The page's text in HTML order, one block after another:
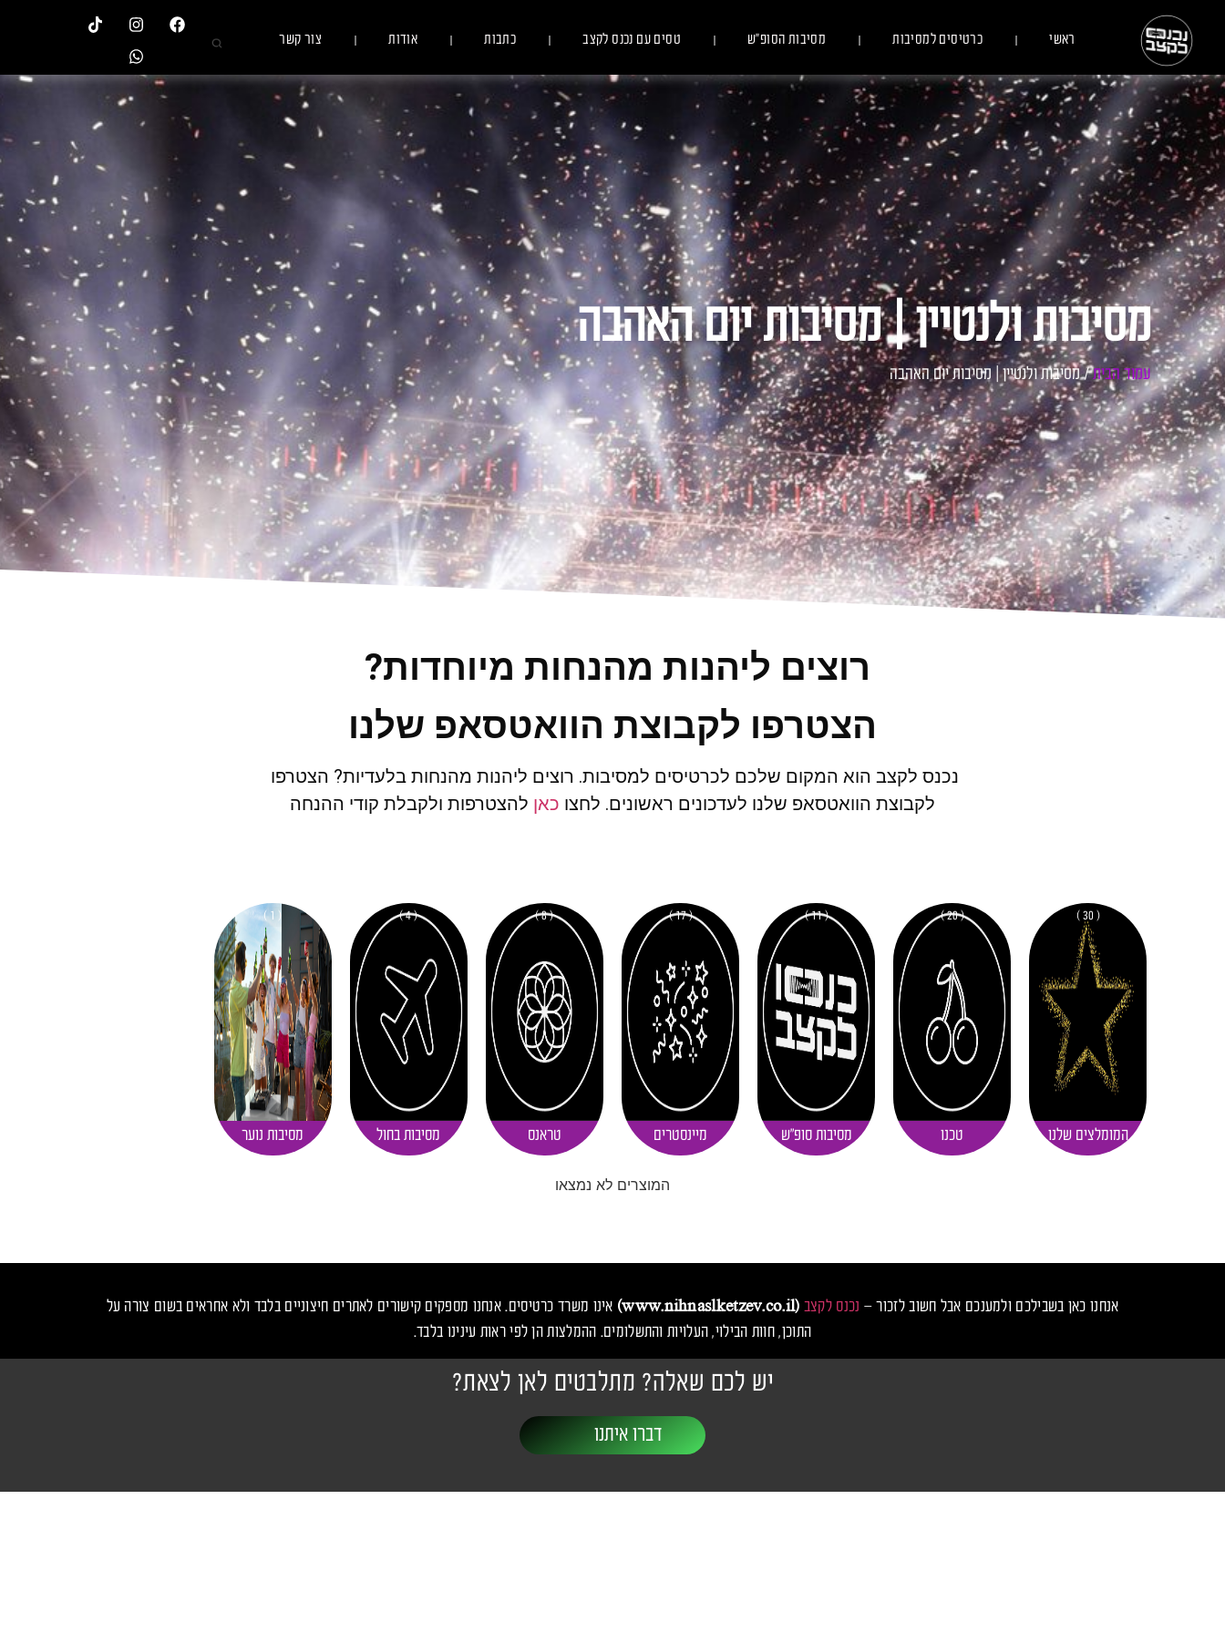
ראשי כרטיסים למסיבות מסיבות הסופ״ש טסים עם נכנס לקצב כתבות אודות צור קשר
מסיבות ולנטיין | מסיבות יום האהבה
עמוד הבית/ מסיבות ולנטיין | מסיבות יום האהבה
רוצים ליהנות מהנחות מיוחדות?
הצטרפו לקבוצת הוואטסאפ שלנו
נכנס לקצב הוא המקום שלכם לכרטיסים למסיבות. רוצים ליהנות מהנחות בלעדיות? הצטרפו
לקבוצת הוואטסאפ שלנו לעדכונים ראשונים. לחצו כאן להצטרפות ולקבלת קודי ההנחה
( 30 )
המומלצים שלנו
( 20 )
טכנו
( 11 )
מסיבות סופ"ש
( 17 )
מיינסטרים
( 8 )
טראנס
( 4 )
מסיבות בחול
( 1 )
מסיבות נוער
המוצרים לא נמצאו
אנחנו כאן בשבילכם ולמענכם אבל חשוב לזכור – נכנס לקצב (www.nihnaslketzev.co.il)
אינו משרד כרטיסים. אנחנו מספקים קישורים לאתרים חיצוניים בלבד ולא אחראים בשום צורה על
התוכן, חוות הבילוי, העלויות והתשלומים. ההמלצות הן לפי ראות עינינו בלבד.
יש לכם שאלה? מתלבטים לאן לצאת?
דברו איתנו